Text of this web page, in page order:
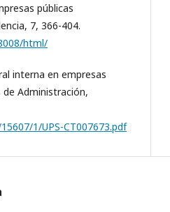
públicas
7, 366-404.
html/
interna en empresas
de Administración,
1/UPS-CT007673.pdf